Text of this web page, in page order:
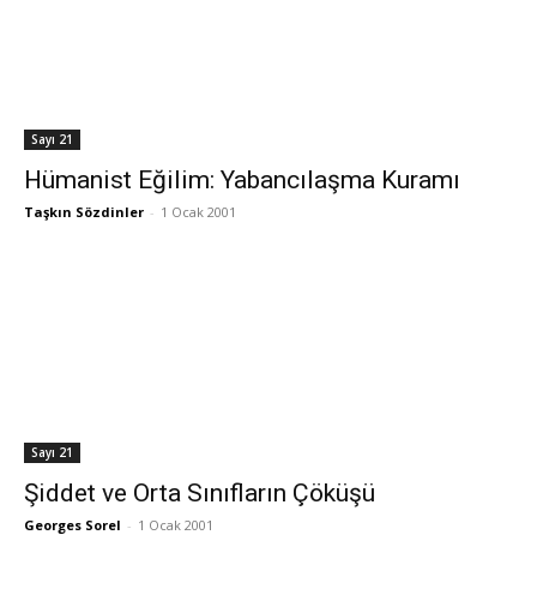
Sayı 21
Hümanist Eğilim: Yabancılaşma Kuramı
Taşkın Sözdinler - 1 Ocak 2001
Sayı 21
Şiddet ve Orta Sınıfların Çöküşü
Georges Sorel - 1 Ocak 2001